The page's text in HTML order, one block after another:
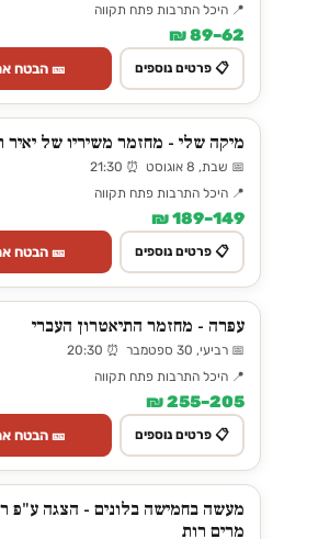
📍 היכל התרבות פתח תקווה
62–89 ₪
📋 פרטים נוספים 🎫 הבטח
מיקה שלי - מחזמר משיריו של יאיר
📅 שבת, 8 אוגוסט ⏰ 21:30
📍 היכל התרבות פתח תקווה
149–189 ₪
📋 פרטים נוספים 🎫 הבטח
עפרה - מחזמר התיאטרון העברי
📅 רביעי, 30 ספטמבר ⏰ 20:30
📍 היכל התרבות פתח תקווה
205–255 ₪
📋 פרטים נוספים 🎫 הבטח
מעשה בחמישה בלונים - הצגה ע"פ
מרים רות